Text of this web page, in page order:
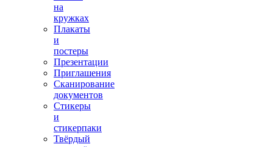
на
кружках
Плакаты
и
постеры
Презентации
Приглашения
Сканирование
документов
Стикеры
и
стикерпаки
Твёрдый